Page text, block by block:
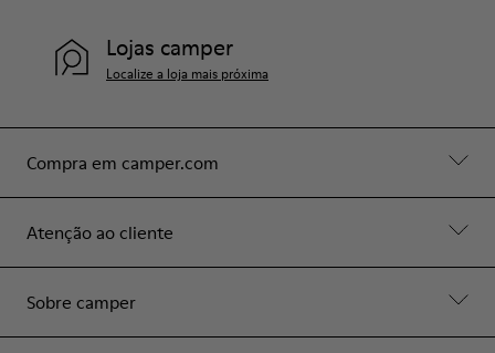
Compra em camper.com
Atenção ao cliente
Sobre camper
Lojas camper
Localize a loja mais próxima